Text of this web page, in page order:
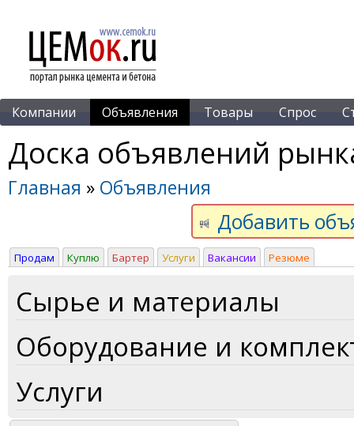
Компании Объявления Товары Спрос
Доска объявлений
Главная » Объявления
Добавить
Продам Куплю Бартер Услуги Вакансии Резюме
Сырье и материалы
Оборудование и
Услуги